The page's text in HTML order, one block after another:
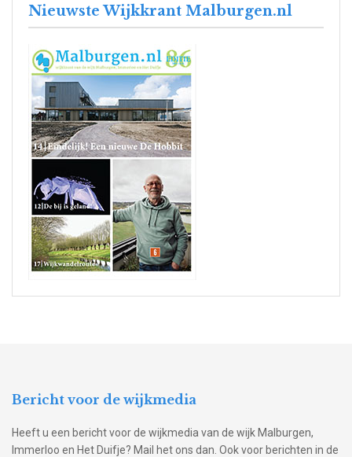
Nieuwste Wijkkrant Malburgen.nl
Bericht voor de wijkmedia
Heeft u een bericht voor de wijkmedia van de wijk Malburgen,
Immerloo en Het Duifje? Mail het ons dan. Ook voor berichten in de